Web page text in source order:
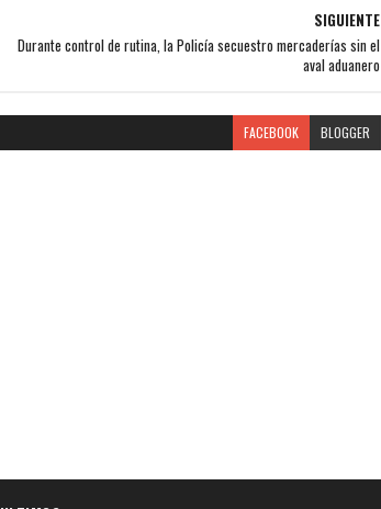
SIGUIENTE
Durante control de rutina, la Policía secuestro mercaderías sin el
aval aduanero
FACEBOOK BLOGGER